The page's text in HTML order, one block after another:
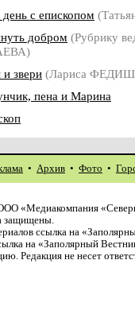
с епископом
добром (Рубрику
звери (Лариса
пена и Марина
• Архив • Фото •
«Медиакомпания
защищены.
ссылка на
на «Заполярный
Редакция не несет